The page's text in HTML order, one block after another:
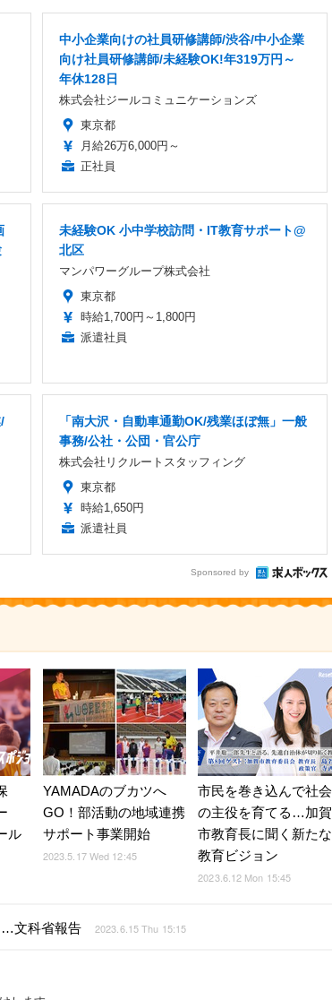
中小企業向けの社員研修講師/渋谷/中小企業
向け社員研修講師/未経験OK!年319万円～
年休128日
株式会社ジールコミュニケーションズ
東京都
月給26万6,000円～
正社員
未経験OK 小中学校訪問・IT教育サポート@
北区
マンパワーグループ株式会社
東京都
時給1,700円～1,800円
派遣社員
「南大沢・自動車通勤OK/残業ほぼ無」一般
事務/公社・公団・官公庁
株式会社リクルートスタッフィング
東京都
時給1,650円
派遣社員
Sponsored by
ル
YAMADAのブカツへ
GO！部活動の地域連携
サポート事業開始
2023.5.17 Wed 12:45
市民を巻き込んで社会
の主役を育てる…加賀
市教育長に聞く新たな
教育ビジョン
2023.6.12 Mon 15:45
…文科省報告 2023.6.15 Thu 15:15